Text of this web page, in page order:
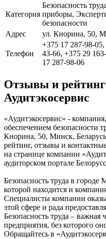
Категория
Безопасность
приборы,
безопасности
Адрес
ул. Кнорина, 50,
Телефон
+375 17 287-98-
43-66, +375 29
17 287-98-06
Отзывы и рейтинг
Аудитэкосервис
«Аудитэкосервис» -
обеспечением безопасности
Кнорина, 50, Минск,
рейтинг, отзывы и
на странице компании
аудиторском портале
Безопасность труда в городе
которой находится и
Специалисты компании
этой сфере и рада
Безопасность труда – важная
предприятия, без которого
Обращайтесь в